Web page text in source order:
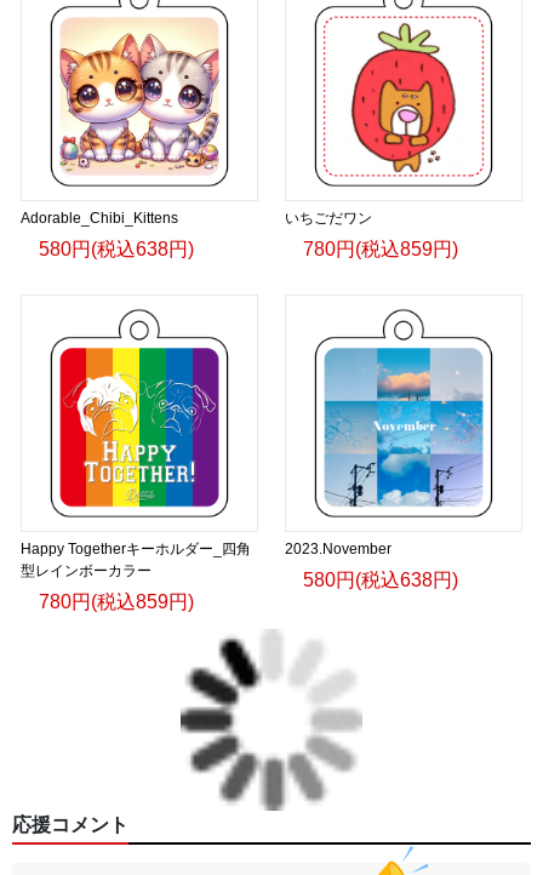
Adorable_Chibi_Kittens
580円(税込638円)
いちごだワン
780円(税込859円)
Happy Togetherキーホルダー_四角
型レインボーカラー
780円(税込859円)
2023.November
580円(税込638円)
応援コメント